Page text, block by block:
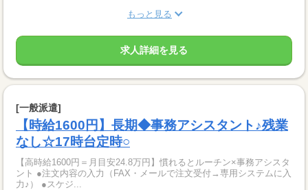
もっと見る
求人詳細を見る
[一般派遣]
【時給1600円】長期◆事務アシスタント♪残業
なし☆17時台定時○
【高時給1600円＝月目安24.8万円】慣れるとルーチン×事務アシスタ
ント ●注文内容の入力（FAX・メールで注文受付→専用システムに入
力♪） ●スケジ...